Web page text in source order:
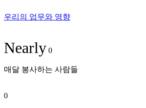
우리의 업무와 영향
Nearly 0
매달 봉사하는 사람들
0